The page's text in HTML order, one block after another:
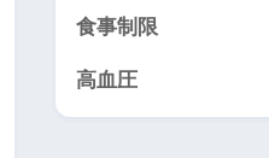
食事制限
高血圧